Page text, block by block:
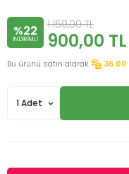
%22
INDIRIMLI
1.150,00TL
900,00 TL
Bu ürünü satın alarak 36.00